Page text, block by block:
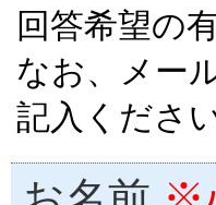
回答希望の
なお、メー
記入ください